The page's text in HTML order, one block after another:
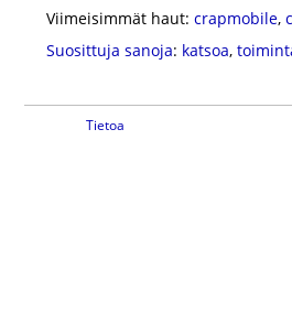
Viimeisimmät haut: crapmobile,
Suosittuja sanoja: katsoa,
Tietoa